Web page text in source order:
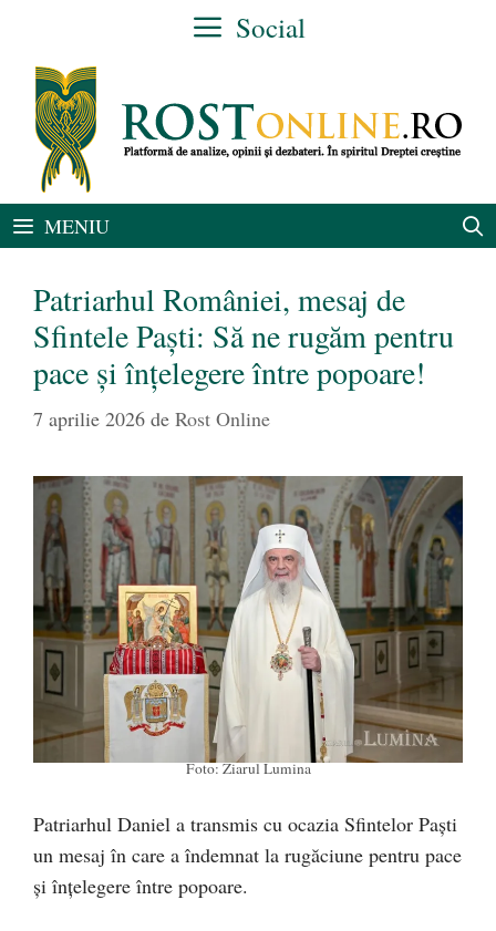
conținut
Social
MENIU
Patriarhul României, mesaj de
Sfintele Paști: Să ne rugăm pentru
pace şi înţelegere între popoare!
7 aprilie 2026 de Rost Online
Foto: Ziarul Lumina
Patriarhul Daniel a transmis cu ocazia Sfintelor Paști
un mesaj în care a îndemnat la rugăciune pentru pace
și înțelegere între popoare.